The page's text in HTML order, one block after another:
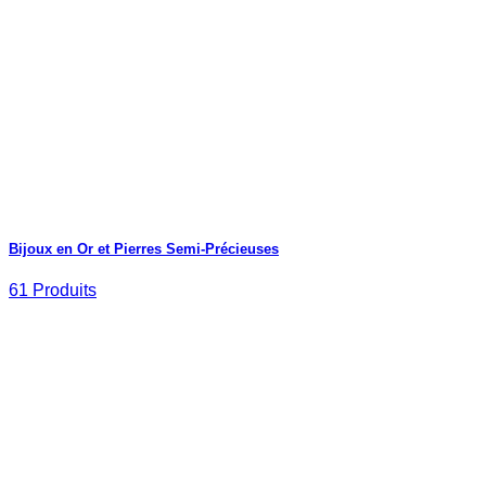
Bijoux en Or et Pierres Semi-Précieuses
61 Produits